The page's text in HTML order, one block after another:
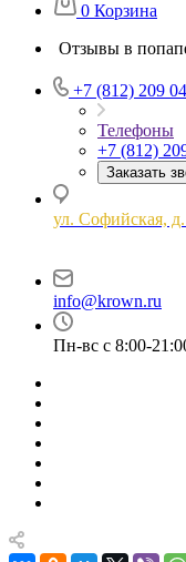
0 Корзина
Отзывы в
+7 (812) 209
Телефоны
+7 (812)
Заказать
ул. Софийская,
info@krown.ru
Пн-вс с 8:00-